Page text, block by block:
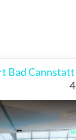
Bad Cannstatt
4